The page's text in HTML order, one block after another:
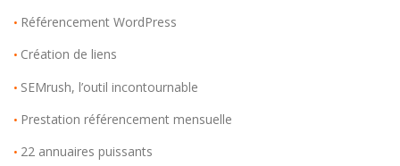
• Référencement WordPress
• Création de liens
• SEMrush, l’outil incontournable
• Prestation référencement mensuelle
• 22 annuaires puissants